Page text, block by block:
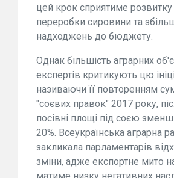
цей крок сприятиме розвитку
переробки сировини та
надходжень до бюджету.
Однак більшість аграрних
експертів критикують цю
називаючи її повторенням
"соєвих правок" 2017 року,
посівні площі під соєю
20%. Всеукраїнська аграрна
закликала парламентарів
зміни, адже експортне мито